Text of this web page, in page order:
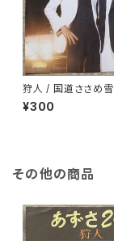
狩人 / 国道ささめ雪
¥300
その他の商品